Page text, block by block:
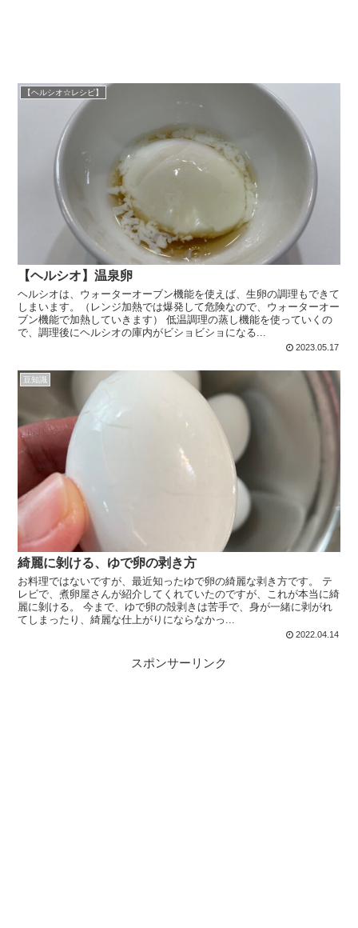
【ヘルシオ☆レシピ】
【ヘルシオ】温泉卵
ヘルシオは、ウォーターオーブン機能を使えば、生卵の調理もできて
しまいます。（レンジ加熱では爆発して危険なので、ウォーターオー
ブン機能で加熱していきます） 低温調理の蒸し機能を使っていくの
で、調理後にヘルシオの庫内がビショビショになる...
2023.05.17
豆知識
綺麗に剝ける、ゆで卵の剥き方
お料理ではないですが、最近知ったゆで卵の綺麗な剥き方です。 テ
レビで、煮卵屋さんが紹介してくれていたのですが、これが本当に綺
麗に剝ける。 今まで、ゆで卵の殻剥きは苦手で、身が一緒に剥がれ
てしまったり、綺麗な仕上がりにならなかっ...
2022.04.14
スポンサーリンク